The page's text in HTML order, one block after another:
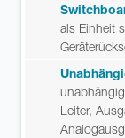
als Einheit
Leiter,